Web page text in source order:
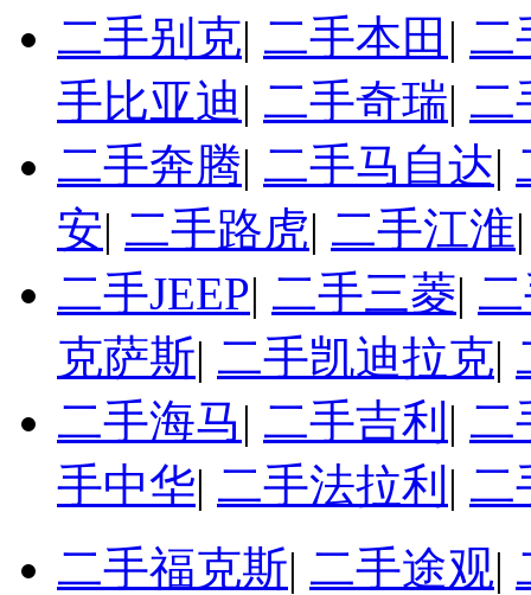
二手别克| 二手本田 | 二
手比亚迪| 二手奇瑞| 二
二手奔腾| 二手马自达|
安| 二手路虎| 二手江淮
二手JEEP| 二手三菱|
克萨斯| 二手凯迪拉克|
二手海马| 二手吉利 | 二
手中华| 二手法拉利 | 二
二手福克斯| 二手途观|